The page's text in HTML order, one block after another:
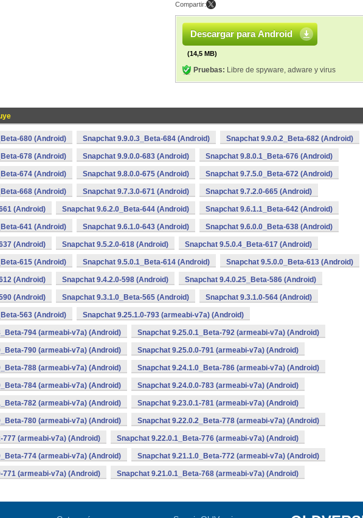
Compartir:
Descargar para Android
(14,5 MB)
Pruebas: Libre de spyware, adware y virus
680 (Android) Snapchat 9.9.0.3_Beta-684 (Android) Snapchat 9.9.0.2_Beta-682 (Android)
678 (Android) Snapchat 9.9.0.0-683 (Android) Snapchat 9.8.0.1_Beta-676 (Android)
674 (Android) Snapchat 9.8.0.0-675 (Android) Snapchat 9.7.5.0_Beta-672 (Android)
668 (Android) Snapchat 9.7.3.0-671 (Android) Snapchat 9.7.2.0-665 (Android)
(Android) Snapchat 9.6.2.0_Beta-644 (Android) Snapchat 9.6.1.1_Beta-642 (Android)
641 (Android) Snapchat 9.6.1.0-643 (Android) Snapchat 9.6.0.0_Beta-638 (Android)
(Android) Snapchat 9.5.2.0-618 (Android) Snapchat 9.5.0.4_Beta-617 (Android)
615 (Android) Snapchat 9.5.0.1_Beta-614 (Android) Snapchat 9.5.0.0_Beta-613 (Android)
(Android) Snapchat 9.4.2.0-598 (Android) Snapchat 9.4.0.25_Beta-586 (Android)
(Android) Snapchat 9.3.1.0_Beta-565 (Android) Snapchat 9.3.1.0-564 (Android)
563 (Android) Snapchat 9.25.1.0-793 (armeabi-v7a) (Android)
794 (armeabi-v7a) (Android) Snapchat 9.25.0.1_Beta-792 (armeabi-v7a) (Android)
790 (armeabi-v7a) (Android) Snapchat 9.25.0.0-791 (armeabi-v7a) (Android)
788 (armeabi-v7a) (Android) Snapchat 9.24.1.0_Beta-786 (armeabi-v7a) (Android)
784 (armeabi-v7a) (Android) Snapchat 9.24.0.0-783 (armeabi-v7a) (Android)
782 (armeabi-v7a) (Android) Snapchat 9.23.0.1-781 (armeabi-v7a) (Android)
780 (armeabi-v7a) (Android) Snapchat 9.22.0.2_Beta-778 (armeabi-v7a) (Android)
777 (armeabi-v7a) (Android) Snapchat 9.22.0.1_Beta-776 (armeabi-v7a) (Android)
774 (armeabi-v7a) (Android) Snapchat 9.21.1.0_Beta-772 (armeabi-v7a) (Android)
771 (armeabi-v7a) (Android) Snapchat 9.21.0.1_Beta-768 (armeabi-v7a) (Android)